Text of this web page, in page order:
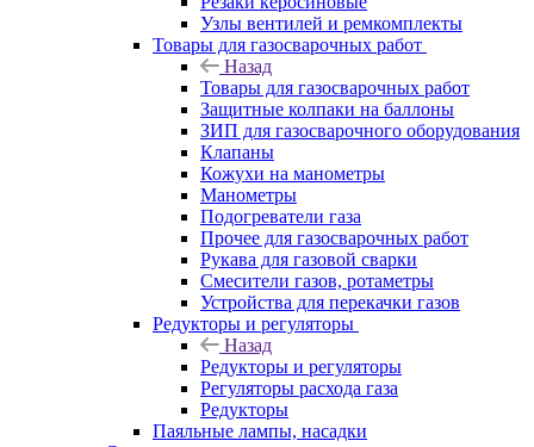
Узлы вентилей и ремкомплекты
Товары для газосварочных работ
Назад
Товары для газосварочных работ
Защитные колпаки на баллоны
ЗИП для газосварочного оборудования
Клапаны
Кожухи на манометры
Манометры
Подогреватели газа
Прочее для газосварочных работ
Рукава для газовой сварки
Смесители газов, ротаметры
Устройства для перекачки газов
Редукторы и регуляторы
Назад
Редукторы и регуляторы
Регуляторы расхода газа
Редукторы
Паяльные лампы, насадки